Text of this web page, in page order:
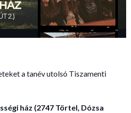
a tanév utolsó Tiszamenti
ház (2747 Törtel, Dózsa